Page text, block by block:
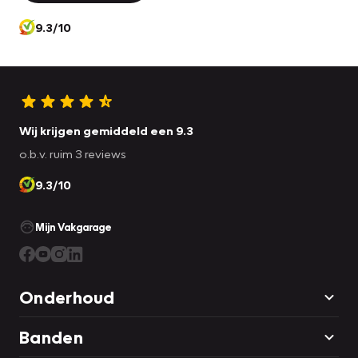
9.3/10
Wij krijgen gemiddeld een 9.3
o.b.v. ruim 3 reviews
9.3/10
Mijn Vakgarage
Onderhoud
Banden